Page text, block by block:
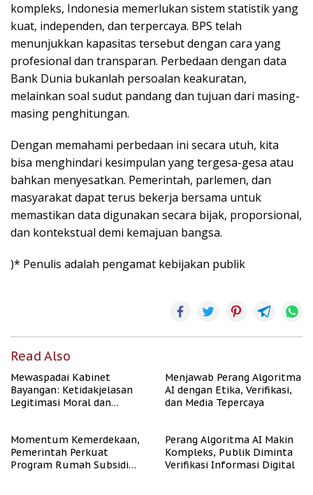
kompleks, Indonesia memerlukan sistem statistik yang
kuat, independen, dan terpercaya. BPS telah
menunjukkan kapasitas tersebut dengan cara yang
profesional dan transparan. Perbedaan dengan data
Bank Dunia bukanlah persoalan keakuratan,
melainkan soal sudut pandang dan tujuan dari masing-
masing penghitungan.
Dengan memahami perbedaan ini secara utuh, kita
bisa menghindari kesimpulan yang tergesa-gesa atau
bahkan menyesatkan. Pemerintah, parlemen, dan
masyarakat dapat terus bekerja bersama untuk
memastikan data digunakan secara bijak, proporsional,
dan kontekstual demi kemajuan bangsa.
)* Penulis adalah pengamat kebijakan publik
Read Also
Mewaspadai Kabinet
Bayangan: Ketidakjelasan
Legitimasi Moral dan
Menjawab Perang Algoritma
AI dengan Etika, Verifikasi,
dan Media Tepercaya
Momentum Kemerdekaan,
Pemerintah Perkuat
Program Rumah Subsidi
Perang Algoritma AI Makin
Kompleks, Publik Diminta
Verifikasi Informasi Digital